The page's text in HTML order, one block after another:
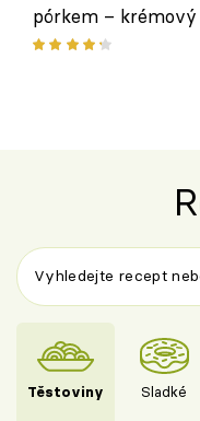
pórkem –
pokrm z jednoho
Těstoviny Sladké